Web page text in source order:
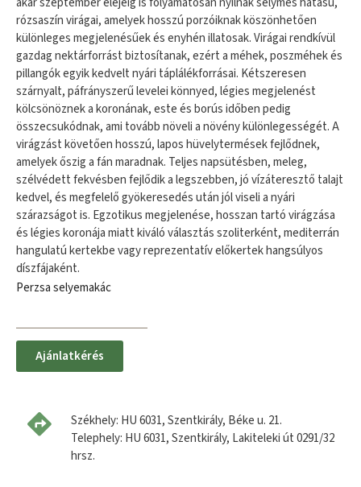
rózsaszín virágai, amelyek hosszú porzóiknak köszönhetően
különleges megjelenésűek és enyhén illatosak. Virágai rendkívül
gazdag nektárforrást biztosítanak, ezért a méhek, poszméhek és
pillangók egyik kedvelt nyári táplálékforrásai. Kétszeresen
szárnyalt, páfrányszerű levelei könnyed, légies megjelenést
kölcsönöznek a koronának, este és borús időben pedig
összecsukódnak, ami tovább növeli a növény különlegességét. A
virágzást követően hosszú, lapos hüvelytermések fejlődnek,
amelyek őszig a fán maradnak. Teljes napsütésben, meleg,
szélvédett fekvésben fejlődik a legszebben, jó vízáteresztő talajt
kedvel, és megfelelő gyökeresedés után jól viseli a nyári
szárazságot is. Egzotikus megjelenése, hosszan tartó virágzása
és légies koronája miatt kiváló választás szoliterként, mediterrán
hangulatú kertekbe vagy reprezentatív előkertek hangsúlyos
díszfájaként.
Perzsa selyemakác
Ajánlatkérés
Székhely: HU 6031, Szentkirály, Béke u. 21.
Telephely: HU 6031, Szentkirály, Lakiteleki út 0291/32
hrsz.